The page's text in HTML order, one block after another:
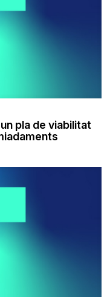
pla de viabilitat